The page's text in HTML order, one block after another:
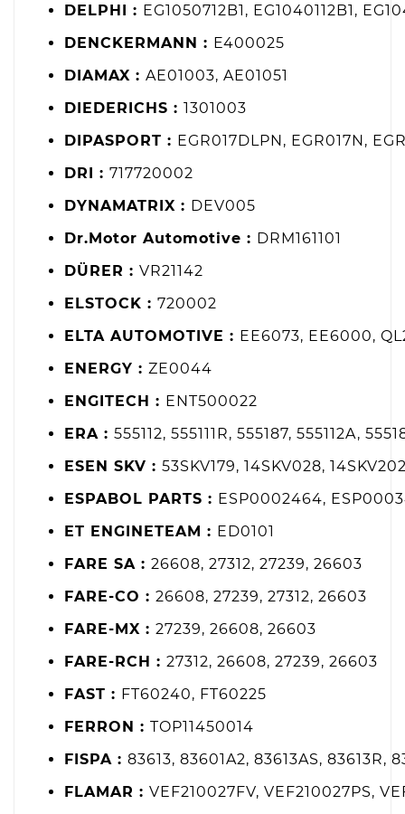
DELPHI : EG1050712B1, EG1040112B1,
DENCKERMANN : E400025
DIAMAX : AE01003, AE01051
DIEDERICHS : 1301003
DIPASPORT : EGR017DLPN, EGR017N,
DRI : 717720002
DYNAMATRIX : DEV005
Dr.Motor Automotive : DRM161101
DÜRER : VR21142
ELSTOCK : 720002
ELTA AUTOMOTIVE : EE6073, EE6000,
ENERGY : ZE0044
ENGITECH : ENT500022
ERA : 555112, 555111R, 555187, 555112A,
ESEN SKV : 53SKV179, 14SKV028,
ESPABOL PARTS : ESP0002464,
ET ENGINETEAM : ED0101
FARE SA : 26608, 27312, 27239, 26603
FARE-CO : 26608, 27239, 27312, 26603
FARE-MX : 27239, 26608, 26603
FARE-RCH : 27312, 26608, 27239, 26603
FAST : FT60240, FT60225
FERRON : TOP11450014
FISPA : 83613, 83601A2, 83613AS,
FLAMAR : VEF210027FV, VEF210027PS,